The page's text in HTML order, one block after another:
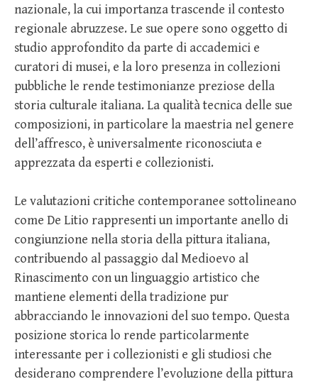
nazionale, la cui importanza trascende il contesto
regionale abruzzese. Le sue opere sono oggetto di
studio approfondito da parte di accademici e
curatori di musei, e la loro presenza in collezioni
pubbliche le rende testimonianze preziose della
storia culturale italiana. La qualità tecnica delle sue
composizioni, in particolare la maestria nel genere
dell’affresco, è universalmente riconosciuta e
apprezzata da esperti e collezionisti.
Le valutazioni critiche contemporanee sottolineano
come De Litio rappresenti un importante anello di
congiunzione nella storia della pittura italiana,
contribuendo al passaggio dal Medioevo al
Rinascimento con un linguaggio artistico che
mantiene elementi della tradizione pur
abbracciando le innovazioni del suo tempo. Questa
posizione storica lo rende particolarmente
interessante per i collezionisti e gli studiosi che
desiderano comprendere l’evoluzione della pittura